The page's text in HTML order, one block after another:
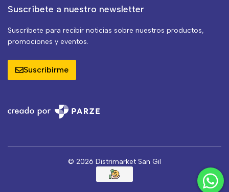
Suscríbete a nuestro newsletter
Suscríbete para recibir noticias sobre nuestros productos,
promociones y eventos.
Suscribirme
© 2026 Distrimarket San Gil